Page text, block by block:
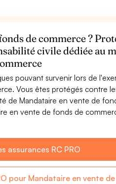
de commerce ?
civile dédiée au
pouvant survenir lors de
Vous êtes protégés contre
de Mandataire en vente de
en vente de fonds de
assurances RC PRO
pour Mandataire en vente